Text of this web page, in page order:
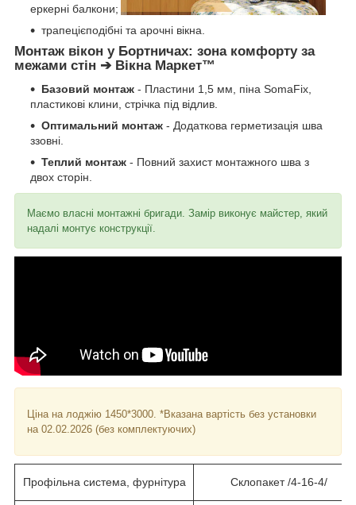
еркерні балкони;
трапецієподібні та арочні вікна.
Монтаж вікон у Бортничах: зона комфорту за
межами стін ➔ Вікна Маркет™
Базовий монтаж - Пластини 1,5 мм, піна SomaFix,
пластикові клини, стрічка під відлив.
Оптимальний монтаж - Додаткова герметизація шва
ззовні.
Теплий монтаж - Повний захист монтажного шва з
двох сторін.
Маємо власні монтажні бригади. Замір виконує майстер, який
надалі монтує конструкції.
Ціна на лоджію 1450*3000. *Вказана вартість без установки
на 02.02.2026 (без комплектуючих)
Профільна система, фурнітура Склопакет /4-16-4/